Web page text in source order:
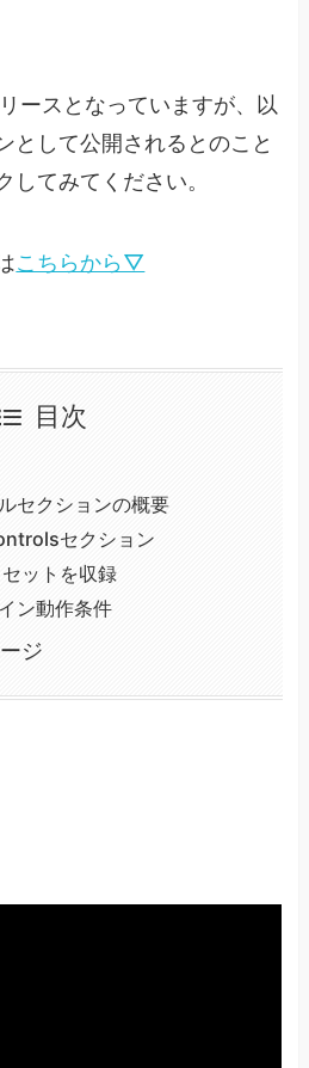
ースとなっていますが、以
として公開されるとのこと
してみてください。
こちらから▽
目次
セクションの概要
セクション
ットを収録
ン動作条件
ジ